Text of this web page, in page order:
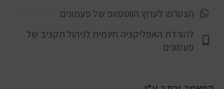
הצטרפו לערוץ הווטסאפ של פעמונים
להורדת האפליקציה חינמית לניהול תקציב של
פעמונים